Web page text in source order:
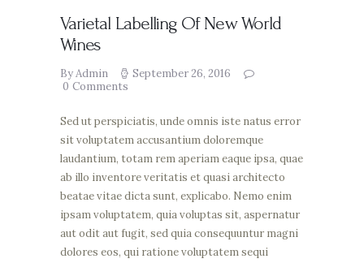
Varietal Labelling Of New World
Wines
By Admin
September 26, 2016
0 Comments
Sed ut perspiciatis, unde omnis iste natus error
sit voluptatem accusantium doloremque
laudantium, totam rem aperiam eaque ipsa, quae
ab illo inventore veritatis et quasi architecto
beatae vitae dicta sunt, explicabo. Nemo enim
ipsam voluptatem, quia voluptas sit, aspernatur
aut odit aut fugit, sed quia consequuntur magni
dolores eos, qui ratione voluptatem sequi